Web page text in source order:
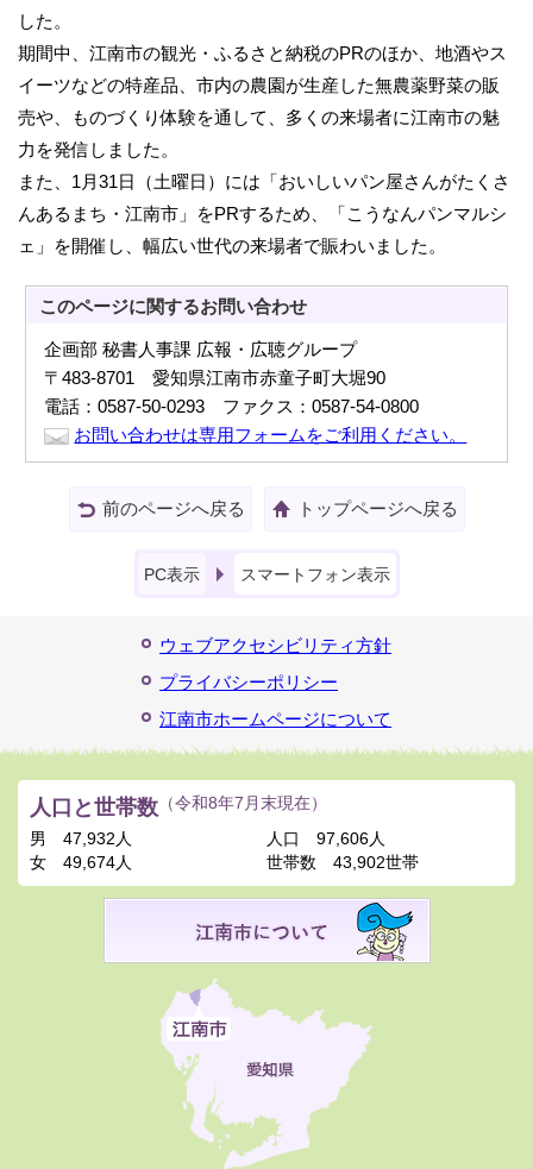
した。
期間中、江南市の観光・ふるさと納税のPRのほか、地酒やス
イーツなどの特産品、市内の農園が生産した無農薬野菜の販
売や、ものづくり体験を通して、多くの来場者に江南市の魅
力を発信しました。
また、1月31日（土曜日）には「おいしいパン屋さんがたくさ
んあるまち・江南市」をPRするため、「こうなんパンマルシ
ェ」を開催し、幅広い世代の来場者で賑わいました。
このページに関するお問い合わせ
企画部 秘書人事課 広報・広聴グループ
〒483-8701 愛知県江南市赤童子町大堀90
電話：0587-50-0293 ファクス：0587-54-0800
お問い合わせは専用フォームをご利用ください。
前のページへ戻る トップページへ戻る
PC表示 スマートフォン表示
ウェブアクセシビリティ方針
プライバシーポリシー
江南市ホームページについて
人口と世帯数 （令和8年7月末現在）
男
47,932人
女
49,674人
人口
97,606人
世帯数
43,902世帯